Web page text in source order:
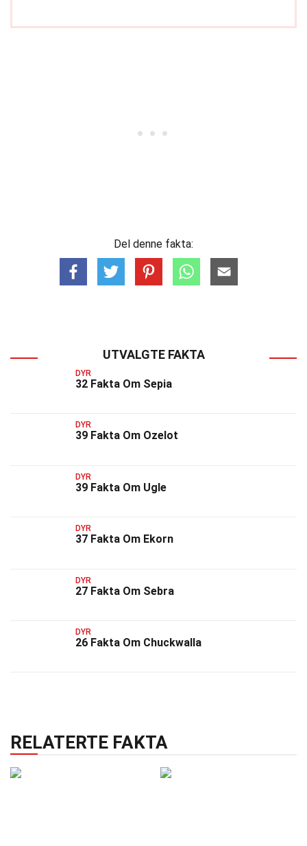
Del denne fakta:
UTVALGTE FAKTA
DYR
32 Fakta Om Sepia
DYR
39 Fakta Om Ozelot
DYR
39 Fakta Om Ugle
DYR
37 Fakta Om Ekorn
DYR
27 Fakta Om Sebra
DYR
26 Fakta Om Chuckwalla
RELATERTE FAKTA